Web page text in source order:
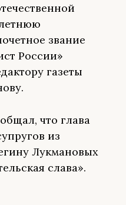
звание
России»
газеты
что глава
из
Лукмановых
слава».